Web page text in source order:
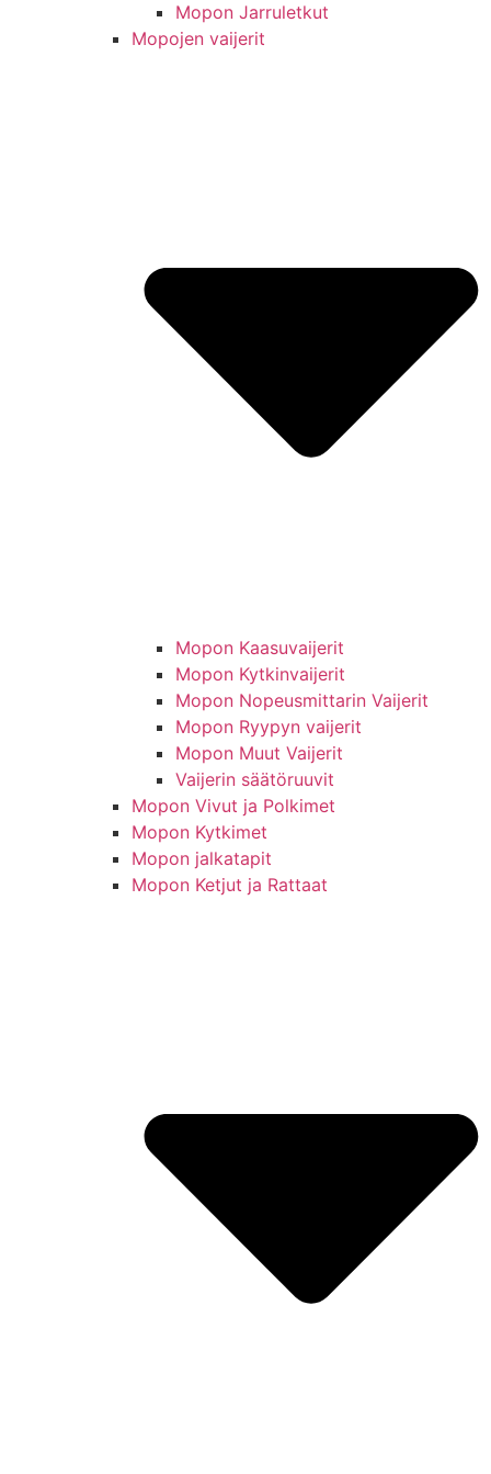
Mopon Jarruletkut
Mopojen vaijerit
Mopon Kaasuvaijerit
Mopon Kytkinvaijerit
Mopon Nopeusmittarin Vaijerit
Mopon Ryypyn vaijerit
Mopon Muut Vaijerit
Vaijerin säätöruuvit
Mopon Vivut ja Polkimet
Mopon Kytkimet
Mopon jalkatapit
Mopon Ketjut ja Rattaat